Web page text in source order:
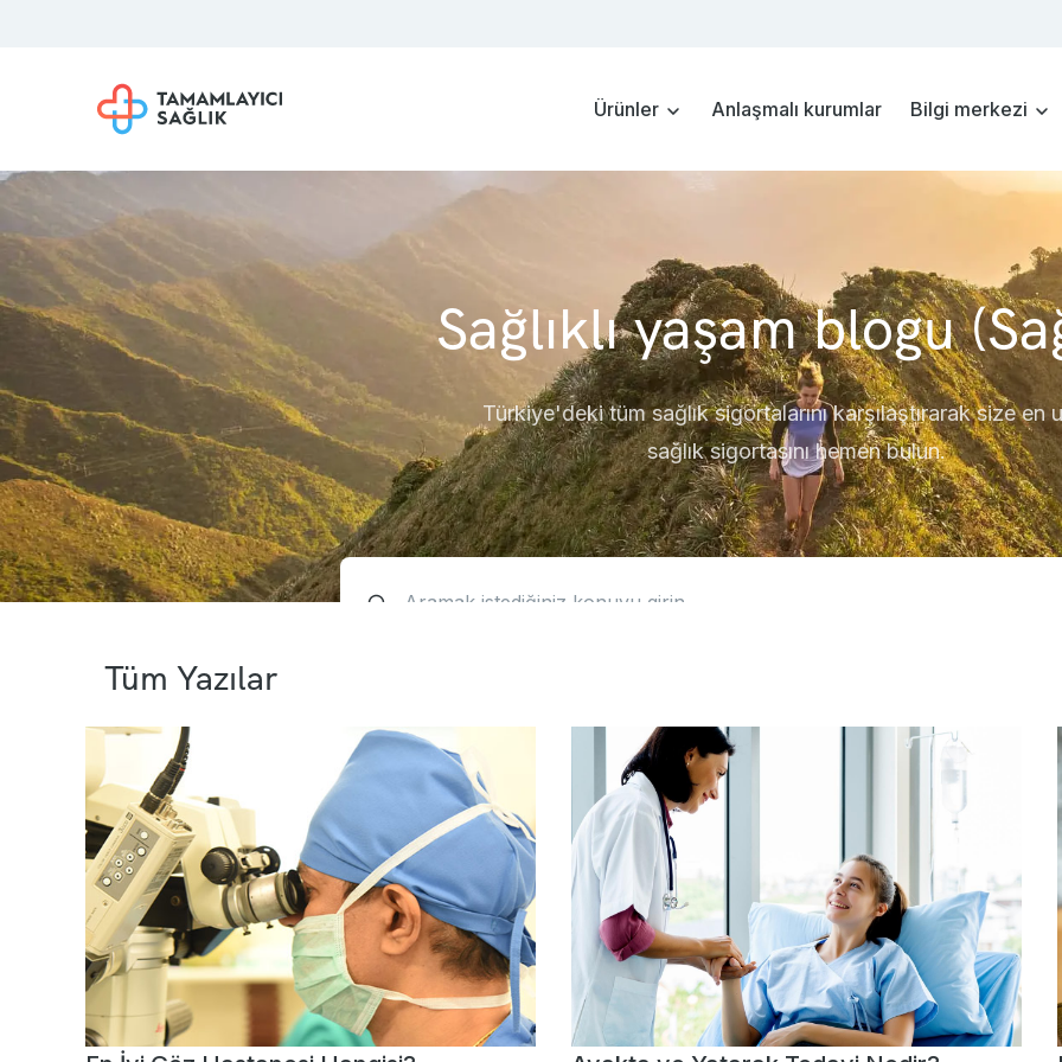
Ürünler Anlaşmalı kurumlar Bilgi merkezi
Sağlıklı yaşam blogu
Türkiye'deki tüm sağlık sigortalarını karşılaştırarak size en
sağlık sigortasını hemen bulun.
Tüm Yazılar